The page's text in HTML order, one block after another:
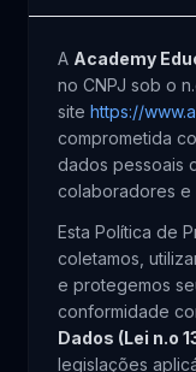
A Academy
no CNPJ sob o
site https://
comprometida
dados pessoais
colaboradores e
Esta Política de
coletamos,
e protegemos
conformidade
Dados (Lei n.o
legislações